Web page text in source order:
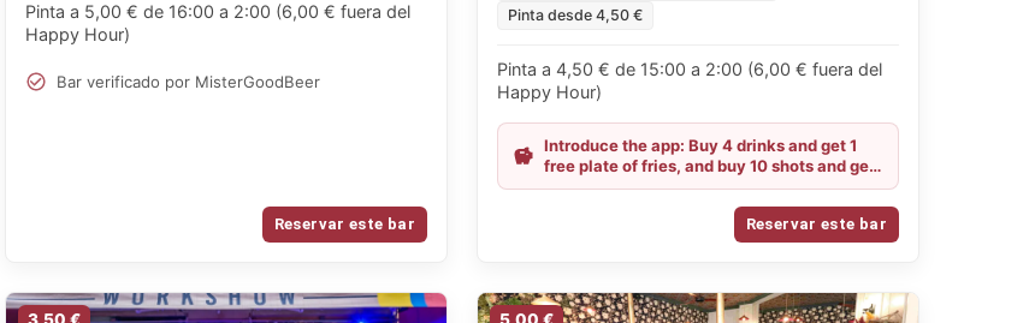
Pinta a 5,00 € de 16:00 a 2:00 (6,00 € fuera del
Happy Hour)
Bar verificado por MisterGoodBeer
Reservar este bar
Pinta desde 4,50 €
Pinta a 4,50 € de 15:00 a 2:00 (6,00 € fuera del
Happy Hour)
Introduce the app: Buy 4 drinks and get 1
free plate of fries, and buy 10 shots and get
10 shots for free.
Reservar este bar